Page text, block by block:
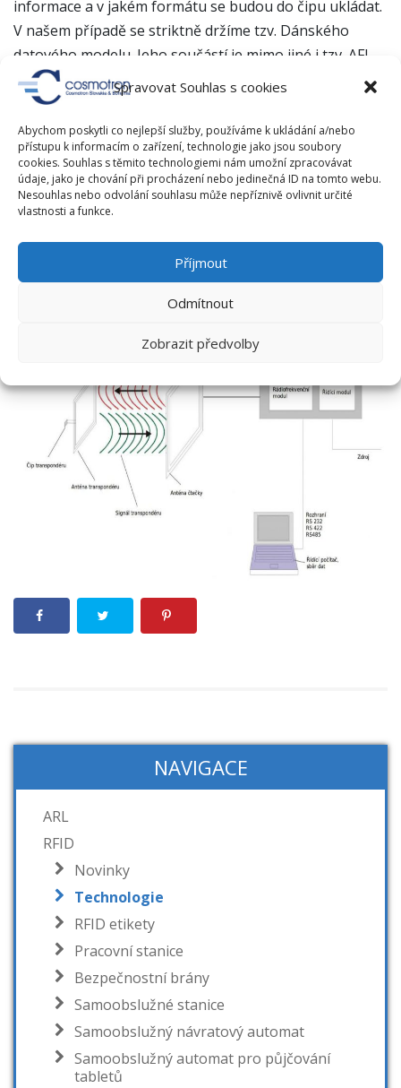
Spravovat Souhlas s cookies
Abychom poskytli co nejlepší služby, používáme k ukládání a/nebo
přístupu k informacím o zařízení, technologie jako jsou soubory
cookies. Souhlas s těmito technologiemi nám umožní zpracovávat
údaje, jako je chování při procházení nebo jedinečná ID na tomto webu.
Nesouhlas nebo odvolání souhlasu může nepříznivě ovlivnit určité
vlastnosti a funkce.
Příjmout
Odmítnout
Zobrazit předvolby
informace a v jakém formátu se budou do čipu ukládat.
V našem případě se striktně držíme tzv. Dánského
datového modelu. Jeho součástí je mimo jiné i tzv. AFI
byte (definovaný normou ISO 18000-3), který obsahuje
informaci o stavu média vypůjčeno / nevypůjčeno a
tvoří tak jádro zabezpečovací funkce systému RFID.
Data získaná čtečkou RFID jsou předána do počítače,
kde s nimi již nakládá patřičný software. Programy
mohou navíc získávat údaje z knihovního informačního
komunikačních protokolů. Mezi ně patří především
protokoly SIP2, NCIP, SLNP nebo Z39.50
NAVIGACE
ARL
RFID
Novinky
Technologie
RFID etikety
Pracovní stanice
Bezpečnostní brány
Samoobslužné stanice
Samoobslužný návratový automat
Samoobslužný automat pro půjčování
tabletů